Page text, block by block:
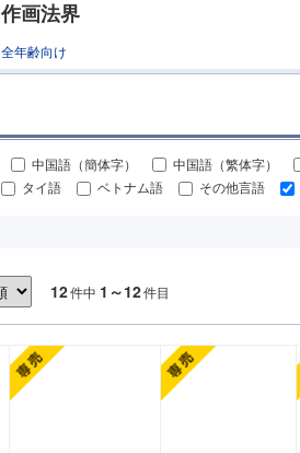
作画法界
全年齢向け
中国語（簡体字） 中国語（繁体字）
タイ語 ベトナム語 その他言語
12件中 1～12件目